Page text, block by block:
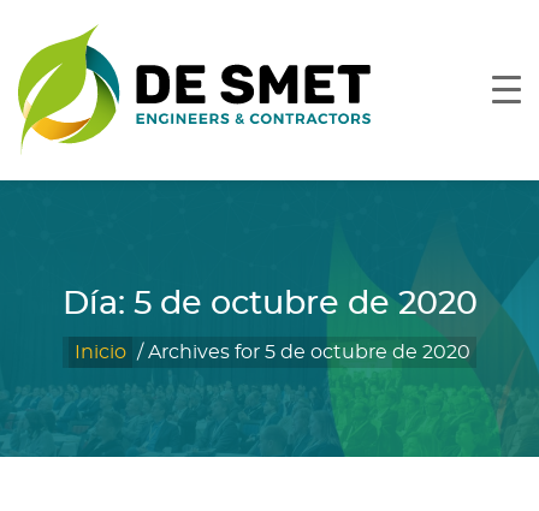
Día: 5 de octubre de 2020
Inicio /Archives for 5 de octubre de 2020